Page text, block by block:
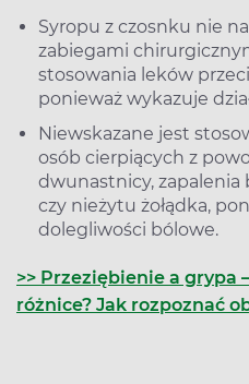
Syropu z czosnku nie
zabiegami
stosowania leków
ponieważ wykazuje
Niewskazane jest
osób cierpiących z
dwunastnicy, zapalenia
czy nieżytu żołądka,
dolegliwości bólowe.
>> Przeziębienie a grypa
różnice? Jak rozpoznać